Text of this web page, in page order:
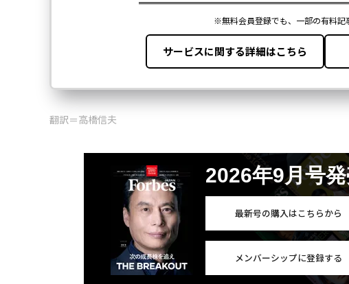
翻訳＝高橋信夫
2026年9月号
最新号の購入はこちらから
メンバーシップに登録する